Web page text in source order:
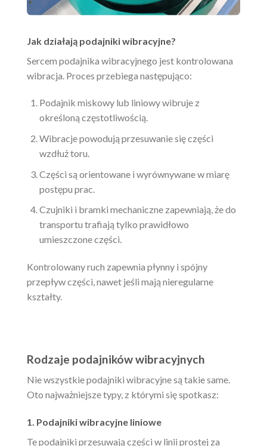
Jak działają podajniki wibracyjne?
Sercem podajnika wibracyjnego jest kontrolowana
wibracja. Proces przebiega następująco:
Podajnik miskowy lub liniowy wibruje z
określoną częstotliwością.
Wibracje powodują przesuwanie się części
wzdłuż toru.
Części są orientowane i wyrównywane w miarę
postępu prac.
Czujniki i bramki mechaniczne zapewniają, że do
transportu trafiają tylko prawidłowo
umieszczone części.
Kontrolowany ruch zapewnia płynny i spójny
przepływ części, nawet jeśli mają nieregularne
kształty.
Rodzaje podajników wibracyjnych
Nie wszystkie podajniki wibracyjne są takie same.
Oto najważniejsze typy, z którymi się spotkasz:
1. Podajniki wibracyjne liniowe
Te podajniki przesuwają części w linii prostej za